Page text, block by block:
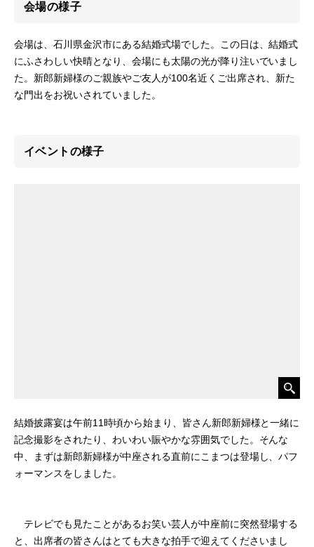
会場の様子
会場は、石川県金沢市にある結婚式場でした。この日は、結婚式
にふさわしい快晴となり、会場にも太陽の光が降り注いでいまし
た。新郎新婦様のご親族やご友人が100名近くご出席され、新た
な門出をお祝いされていました。
イベントの様子
結婚披露宴は午前11時頃から始まり、皆さん新郎新婦様と一緒に
記念撮影をされたり、わいわい賑やかな雰囲気でした。そんな
中、まずは新郎新婦様が中座される直前にこまつは登場し、パフ
ォーマンスをしました。
テレビでも見たことがあるお笑い芸人が中座前に突然登場する
と、出席者の皆さんはとても大きな拍手で迎えてくださいまし